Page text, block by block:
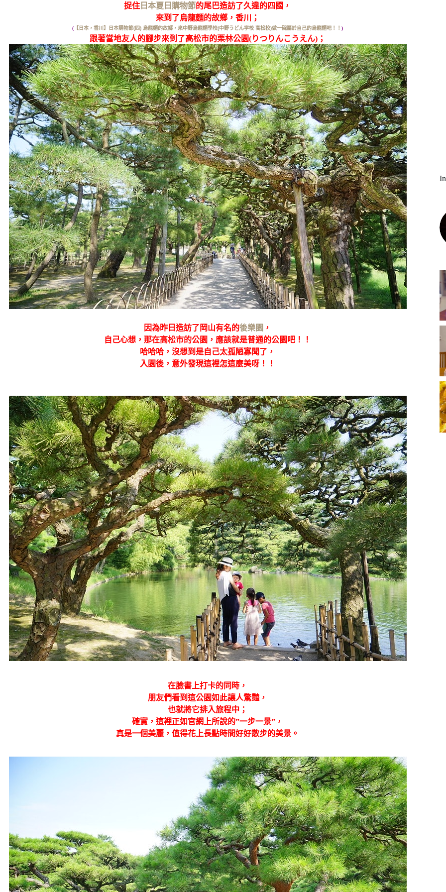
捉住 日本夏日購物節的尾巴造訪了久違的四國，
來到了烏龍麵的故鄉，香川；
( 【日本，香川】日本購物節(四) 烏龍麵的故鄉，來中野烏龍麵學校(中野うどん学校 高松校)做一碗屬於自己的烏龍麵吧！！)
跟著當地友人的腳步來到了高松市的栗林公園(りつりんこうえん)；
因為昨日造訪了岡山有名的後樂園 ，
自己心想，那在高松市的公園，應該就是普通的公園吧！！
哈哈哈，沒想到是自己太孤陋寡聞了，
入園後，意外發現這裡怎這麼美呀！！
在臉書上打卡的同時，
朋友們看到這公園如此讓人驚豔，
也就將它排入旅程中；
確實，這裡正如官網上所說的”一步一景”，
真是一個美麗，值得花上長點時間好好散步的美景。